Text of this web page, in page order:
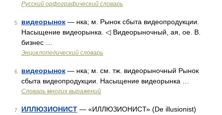
Русский орфографический словарь
5 видеорынок — нка; м. Рынок сбыта видеопродукции.
Насыщение видеорынка. ◁ Видеорыночный, ая, ое. В.
бизнес …
Энциклопедический словарь
6 видеорынок — нка; м. см. тж. видеорыночный Рынок
сбыта видеопродукции. Насыщение видеорынка …
Словарь многих выражений
7 ИЛЛЮЗИОНИСТ — «ИЛЛЮЗИОНИСТ» (De illusionist)